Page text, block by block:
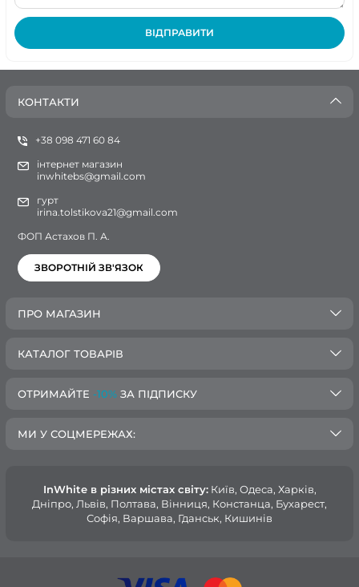
ВІДПРАВИТИ
КОНТАКТИ
+38 098 471 60 84
інтернет магазин
inwhitebs@gmail.com
гурт
irina.tolstikova21@gmail.com
ФОП Астахов П. А.
ЗВОРОТНІЙ ЗВ'ЯЗОК
ПРО МАГАЗИН
КАТАЛОГ ТОВАРІВ
ОТРИМАЙТЕ -10% ЗА ПІДПИСКУ
МИ У СОЦМЕРЕЖАХ:
InWhite в різних містах світу:Київ, Одеса, Харків,
Дніпро, Львів, Полтава, Вінниця, Констанца, Бухарест,
Софія, Варшава, Гданськ, Кишинів